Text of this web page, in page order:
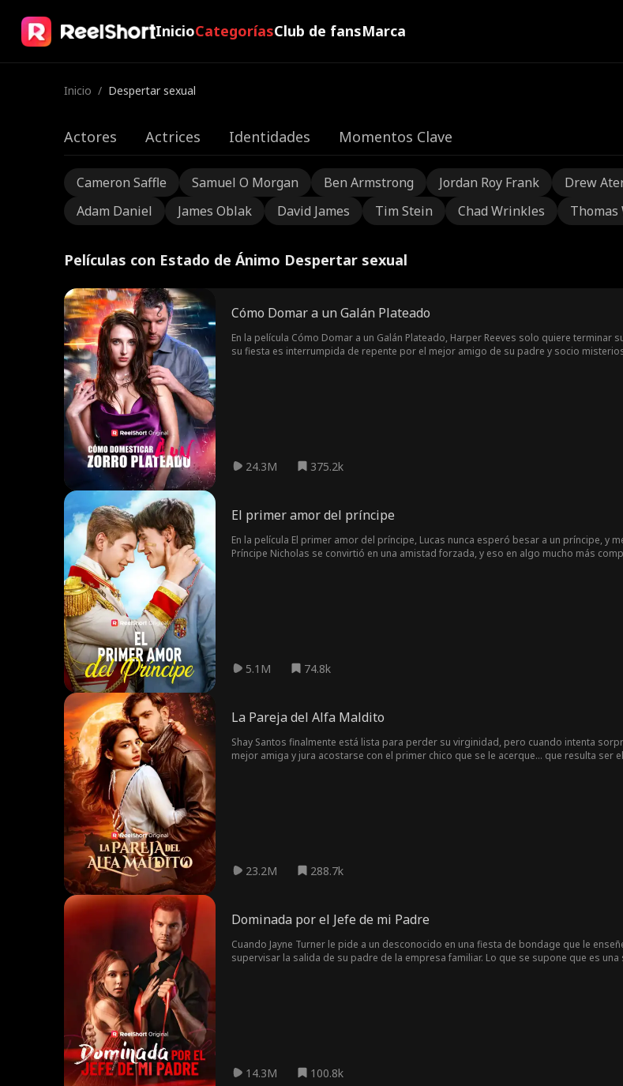
InicioCategoríasClub de fansMarca
Inicio / Despertar sexual
Actores Actrices Identidades Momentos Clave
Cameron Saffle Samuel O Morgan Ben Armstrong Jordan Roy Frank Drew
Adam Daniel
James Oblak David James Tim Stein Chad Wrinkles
Películas con Estado de Ánimo Despertar sexual
Cómo Domar a un Galán Plateado
En la película Cómo Domar a un Galán Plateado, Harper Reeves solo quiere
su fiesta es interrumpida de repente por el mejor amigo de su padre y socio
24.3M 375.2k
El primer amor del príncipe
En la película El primer amor del príncipe, Lucas nunca esperó besar a un príncipe, y
Príncipe Nicholas se convirtió en una amistad forzada, y eso en algo mucho más
5.1M 74.8k
La Pareja del Alfa Maldito
Shay Santos finalmente está lista para perder su virginidad, pero cuando intenta
mejor amiga y jura acostarse con el primer chico que se le acerque… que resulta ser
23.2M 288.7k
Dominada por el Jefe de mi Padre
Cuando Jayne Turner le pide a un desconocido en una fiesta de bondage que le
supervisar la salida de su padre de la empresa familiar. Lo que se supone que es
moralidad. Dom hace un trato con el padre de Jayne sin que ella lo sepa. Papá
Londres, para no volver a verla. La noche del estreno de la película de Jayne, papá
enamorado. Ante su mensaje, Dom regresa para suplicar perdón por haberla
14.3M 100.8k